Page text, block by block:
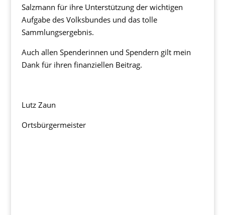
Salzmann für ihre Unterstützung der wichtigen
Aufgabe des Volksbundes und das tolle
Sammlungsergebnis.
Auch allen Spenderinnen und Spendern gilt mein
Dank für ihren finanziellen Beitrag.
Lutz Zaun
Ortsbürgermeister